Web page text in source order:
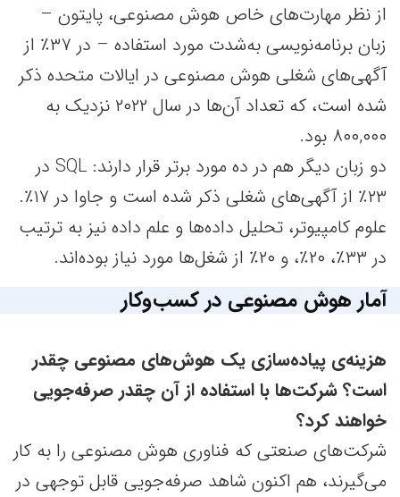
از نظر مهارت‌های خاص هوش مصنوعی، پایتون –
زبان برنامه‌نویسی به‌شدت مورد استفاده – در ۳۷٪ از
آگهی‌های شغلی هوش مصنوعی در ایالات متحده ذکر
شده است، که تعداد آن‌ها در سال ۲۰۲۲ نزدیک به
۸۰۰,۰۰۰ بود.
دو زبان دیگر هم در ده مورد برتر قرار دارند: SQL در
۲۳٪ از آگهی‌های شغلی ذکر شده است و جاوا در ۱۷٪.
علوم کامپیوتر، تحلیل داده‌ها و علم داده نیز به ترتیب
در ۳۳٪، ۲۰٪، و ۲۰٪ از شغل‌ها مورد نیاز بوده‌اند.
آمار هوش مصنوعی در کسب‌وکار
هزینه‌ی پیاده‌سازی یک هوش‌های مصنوعی چقدر
است؟ شرکت‌ها با استفاده از آن چقدر صرفه‌جویی
خواهند کرد؟
شرکت‌های صنعتی که فناوری هوش مصنوعی را به کار
می‌گیرند، هم اکنون شاهد صرفه‌جویی‌ قابل توجهی در